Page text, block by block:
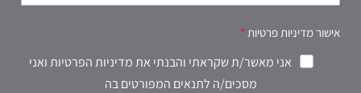
אישור מדיניות פרטיות
אני מאשר/ת שקראתי והבנתי את מדיניות הפרטיות ואני
מסכים/ה לתנאים המפורטים בה